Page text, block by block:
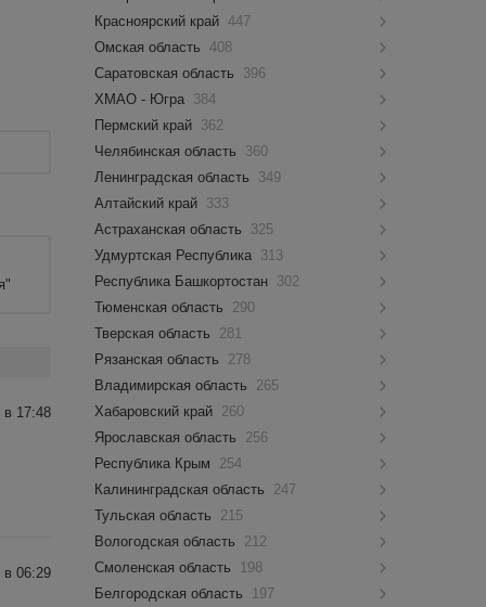
17:48
06:29
Красноярский край 447
Омская область
408
Саратовская область
396
ХМАО - Югра 384
Пермский край 362
Челябинская область
360
Ленинградская область
349
Алтайский край 333
Астраханская область
325
Удмуртская Республика 313
Республика Башкортостан 302
Тюменская область
290
Тверская область
281
Рязанская область
278
Владимирская область
265
Хабаровский край 260
Ярославская область
256
Республика Крым
254
Калининградская область
247
Тульская область
215
Вологодская область
212
Смоленская область
198
Белгородская область
197